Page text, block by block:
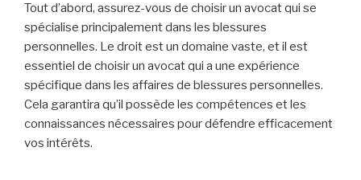
Tout d’abord, assurez-vous de choisir un avocat qui se
spécialise principalement dans les blessures
personnelles. Le droit est un domaine vaste, et il est
essentiel de choisir un avocat qui a une expérience
spécifique dans les affaires de blessures personnelles.
Cela garantira qu’il possède les compétences et les
connaissances nécessaires pour défendre efficacement
vos intérêts.